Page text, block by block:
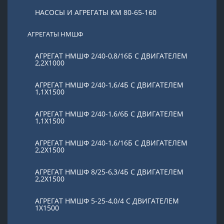
НАСОСЫ И АГРЕГАТЫ КМ 80-65-160
АГРЕГАТЫ НМШФ
АГРЕГАТ НМШФ 2/40-0,8/16Б С ДВИГАТЕЛЕМ
2,2Х1000
АГРЕГАТ НМШФ 2/40-1,6/4Б С ДВИГАТЕЛЕМ
1,1Х1500
АГРЕГАТ НМШФ 2/40-1,6/6Б С ДВИГАТЕЛЕМ
1,1Х1500
АГРЕГАТ НМШФ 2/40-1,6/16Б С ДВИГАТЕЛЕМ
2,2Х1500
АГРЕГАТ НМШФ 8/25-6,3/4Б С ДВИГАТЕЛЕМ
2,2Х1500
АГРЕГАТ НМШФ 5-25-4,0/4 С ДВИГАТЕЛЕМ
1Х1500